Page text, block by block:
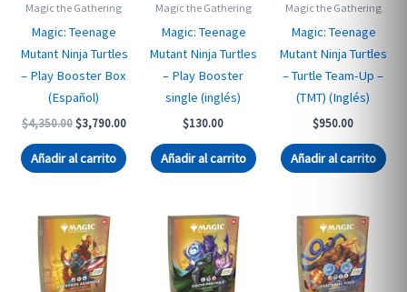
Magic the Gathering
Magic: Teenage
Mutant Ninja Turtles
– Play Booster Box
(Español)
$4,350.00 Original
was:
$4,350.00.
$3,790.00Current
is:
$3,790.00.
Añadir al carrito
Magic the Gathering
Magic: Teenage
Mutant Ninja Turtles
– Play Booster
single (inglés)
$130.00
Añadir al carrito
Magic the Gathering
Magic: Teenage
Mutant Ninja Turtles
– Turtle Team-Up –
(TMT) (Inglés)
$950.00
Añadir al carrito